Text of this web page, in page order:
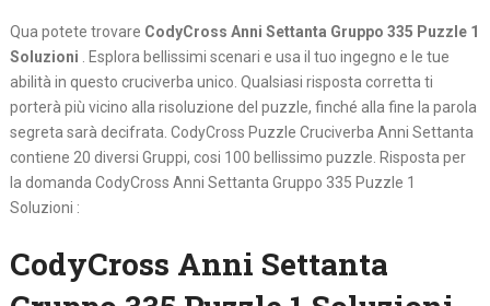
Qua potete trovare CodyCross Anni Settanta Gruppo 335 Puzzle 1
Soluzioni . Esplora bellissimi scenari e usa il tuo ingegno e le tue
abilità in questo cruciverba unico. Qualsiasi risposta corretta ti
porterà più vicino alla risoluzione del puzzle, finché alla fine la parola
segreta sarà decifrata. CodyCross Puzzle Cruciverba Anni Settanta
contiene 20 diversi Gruppi, cosi 100 bellissimo puzzle. Risposta per
la domanda CodyCross Anni Settanta Gruppo 335 Puzzle 1
Soluzioni :
CodyCross Anni Settanta